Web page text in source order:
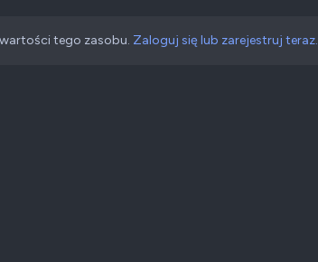
tego zasobu. Zaloguj się lub zarejestruj teraz.